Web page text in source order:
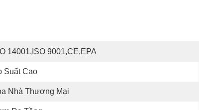
14001,ISO 9001,CE,EPA
Suất Cao
Nhà Thương Mại